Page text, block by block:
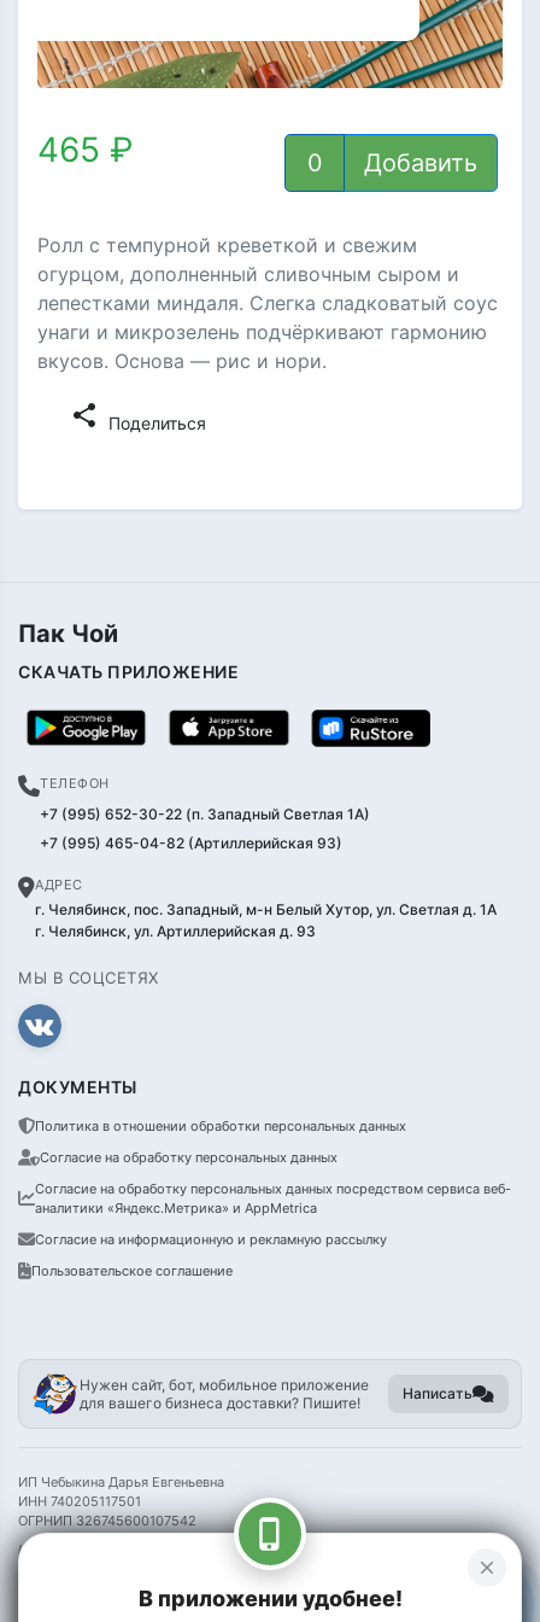
465 ₽ Добавить
Ролл с темпурной креветкой и свежим
огурцом, дополненный сливочным сыром и
лепестками миндаля. Слегка сладковатый соус
унаги и микрозелень подчёркивают гармонию
вкусов. Основа — рис и нори.
share Поделиться
Пак Чой
СКАЧАТЬ ПРИЛОЖЕНИЕ
ТЕЛЕФОН
+7 (995) 652-30-22 (п. Западный Светлая 1А)
+7 (995) 465-04-82 (Артиллерийская 93)
АДРЕС
г. Челябинск, пос. Западный, м-н Белый Хутор, ул. Светлая д. 1А
г. Челябинск, ул. Артиллерийская д. 93
МЫ В СОЦСЕТЯХ
ДОКУМЕНТЫ
Политика в отношении обработки персональных данных
Согласие на обработку персональных данных
Согласие на обработку персональных данных посредством сервиса веб-
аналитики «Яндекс.Метрика» и AppMetrica
Согласие на информационную и рекламную рассылку
Пользовательское соглашение
Нужен сайт, бот, мобильное приложение
для вашего бизнеса доставки? Пишите!
Написать
ИП Чебыкина Дарья Евгеньевна
ИНН 740205117501
ОГРНИП 326745600107542
Информация на сайте носит справочный характер и не является публичной
close
phone_iphone
В приложении удобнее!